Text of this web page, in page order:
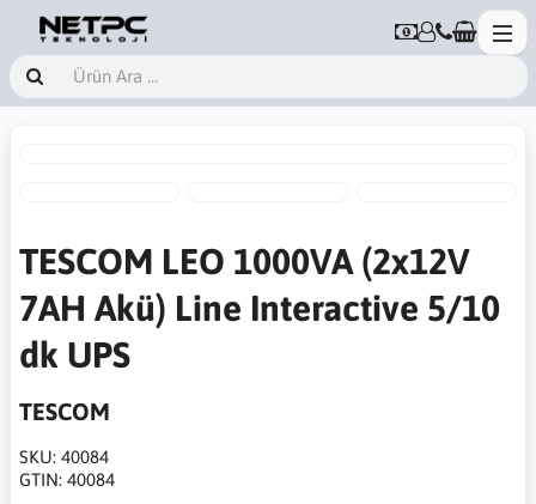
TESCOM LEO 1000VA (2x12V
7AH Akü) Line Interactive 5/10
dk UPS
TESCOM
SKU: 40084
GTIN: 40084